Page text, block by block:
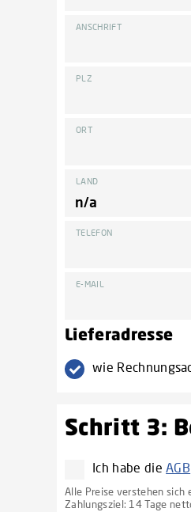
ANSCHRIFT
PLZ
ORT
LAND
TELEFON
E-MAIL
Lieferadresse
wie
Schritt 3:
Ich habe dieAGB
Alle Preise verstehen sich
Zahlungsziel: 14 Tage